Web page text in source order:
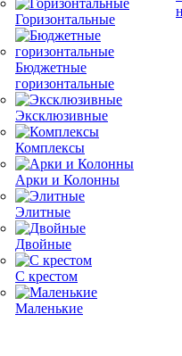
Горизонтальные
Бюджетные
горизонтальные
Эксклюзивные
Комплексы
Арки и Колонны
Элитные
Двойные
С крестом
Маленькие